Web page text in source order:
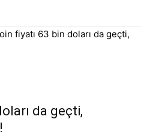
fiyatı 63 bin doları da geçti,
da geçti,